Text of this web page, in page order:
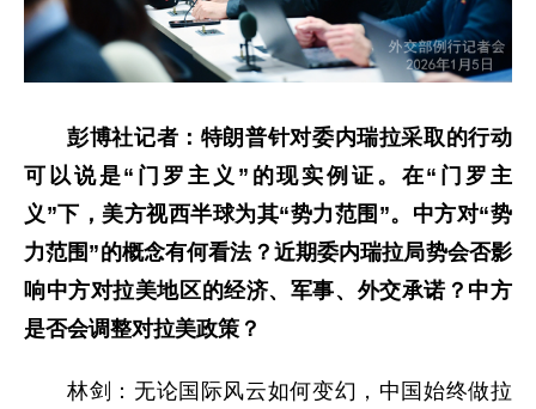
彭博社记者：特朗普针对委内瑞拉采取的行动
可以说是“门罗主义”的现实例证。在“门罗主
义”下，美方视西半球为其“势力范围”。中方对“势
力范围”的概念有何看法？近期委内瑞拉局势会否影
响中方对拉美地区的经济、军事、外交承诺？中方
是否会调整对拉美政策？
林剑：无论国际风云如何变幻，中国始终做拉